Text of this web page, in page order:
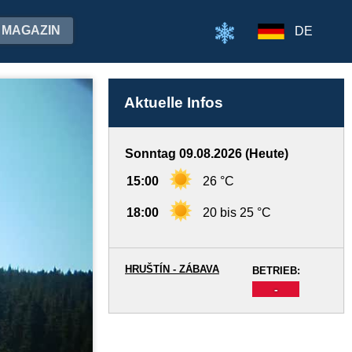
MAGAZIN DE
Aktuelle Infos
Sonntag 09.08.2026 (Heute)
15:00 26 °C
18:00 20 bis 25 °C
BETRIEB:
-
HRUŠTÍN - ZÁBAVA